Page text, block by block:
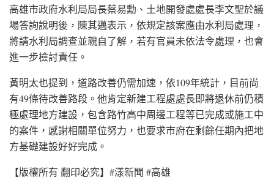
高雄市政府水利局局長蔡易勳、土地開發處處長李文聖於議
場答詢說明後，陳其邁表示，依規定該案應由水利局處理，
將請水利局調查並親自了解，若有官員未依法令處理，也會
進一步檢討責任。
黃明太也提到，道路改善仍需加速，依109年統計，目前尚
有49條待改善路段。他肯定新建工程處處長即將退休前仍積
極處理地方建設，包含路竹高中周邊工程等已完成或施工中
的案件，感謝相關單位努力，也要求市府在剩餘任期內把地
方基礎建設好好完成。
【版權所有 翻印必究】#漾新聞 #高雄